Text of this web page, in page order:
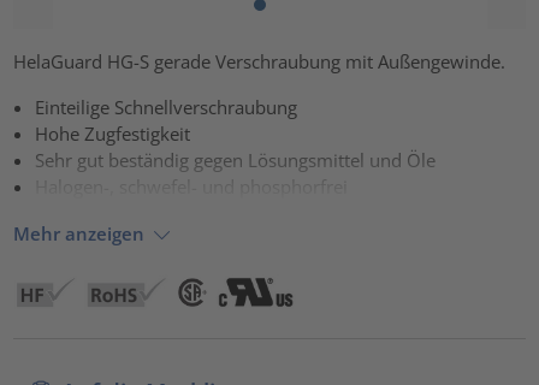
HelaGuard HG-S gerade Verschraubung mit Außengewinde.
Einteilige Schnellverschraubung
Hohe Zugfestigkeit
Sehr gut beständig gegen Lösungsmittel und Öle
Halogen-, schwefel- und phosphorfrei
Mehr anzeigen